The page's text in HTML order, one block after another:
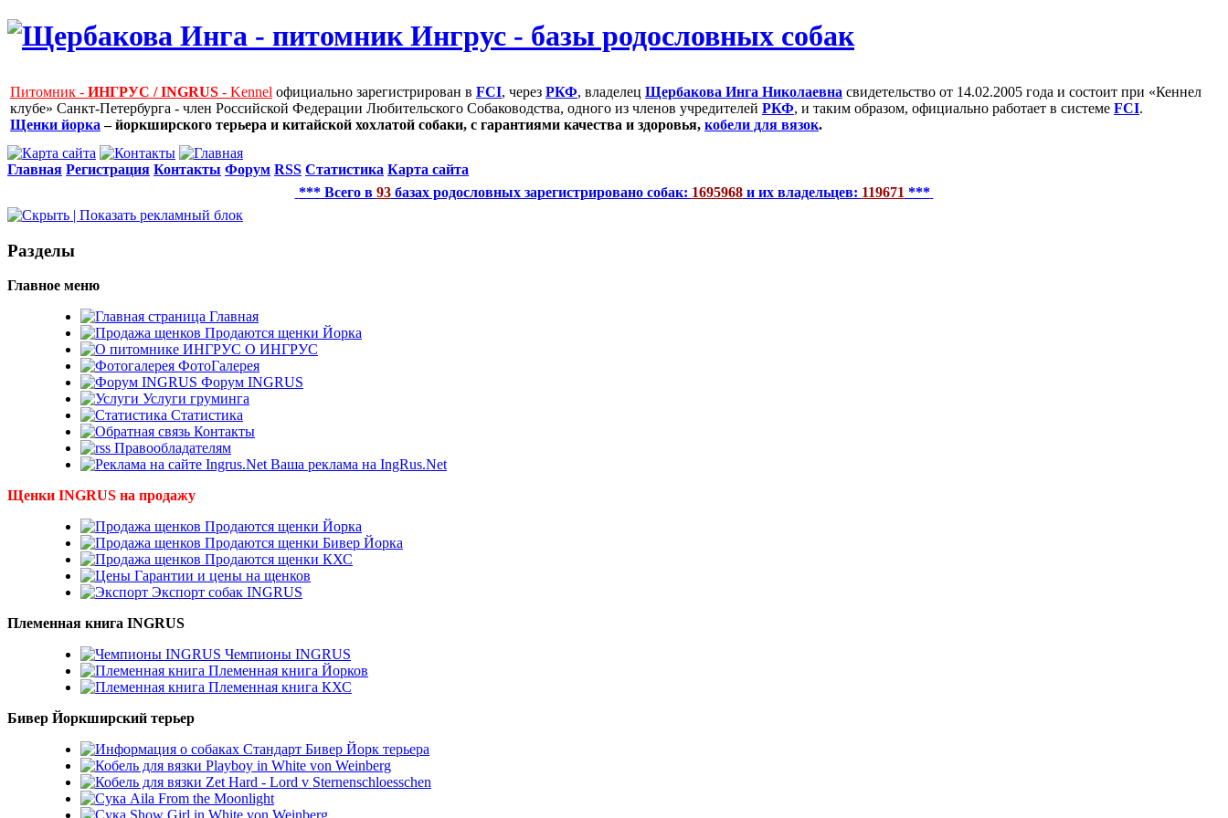
Питомник - ИНГРУС / INGRUS - Kennel официально зарегистрирован в FCI, через РКФ, владелец Щербакова Инга Николаевна свидетельство от 14.02.2005 года и состоит при «Кеннел
клубе» Санкт-Петербурга - член Российской Федерации Любительского Собаководства, одного из членов учредителей РКФ, и таким образом, официально работает в системе FCI.
Щенки йорка – йоркширского терьера и китайской хохлатой собаки, с гарантиями качества и здоровья, кобели для вязок.
Главная Регистрация Контакты Форум RSS Статистика Карта сайта
*** Всего в 93базах родословных зарегистрировано собак: 1695968и их владельцев: 119671 ***
Рaзделы
Главное меню
Главная
Продаются щенки Йорка
О ИНГРУС
ФотоГалерея
Форум INGRUS
Услуги груминга
Статистика
Контакты
Правообладателям
Ваша реклама на IngRus.Net
Щенки INGRUS на продажу
Продаются щенки Йорка
Продаются щенки Бивер Йорка
Продаются щенки КХС
Гарантии и цены на щенков
Экспорт собак INGRUS
Племенная книга INGRUS
Чемпионы INGRUS
Племенная книга Йорков
Племенная книга КХС
Бивер Йоркширский терьер
Стандарт Бивер Йорк терьера
Playboy in White von Weinberg
Zet Hard - Lord v Sternenschloesschen
Aila From the Moonlight